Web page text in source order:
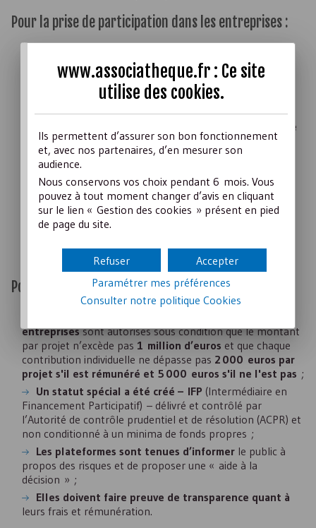
Pour la prise de participation dans les entreprises :
participatif(CIP) a été créé.
sontrégis par l’Autorité des marchés financiers
) qui délivre le statut « d’agrément officiel » et
obligations de transparence
sur leurs frais et rémunération, et d’information des
investisseurs à propos des risques ;
L’obligation de publicité
plateformes, dans le souci d’alléger les contraintes
notamment en termes de prospectus ;
Enfin, elles peuvent collecter jusqu’à 1 million
d’euros pour un projet sans être soumis à la
réglementation relative à l’offre de titres au public
(anciennement « appel public à l’épargne »).
Pour le prêt :
entreprisessont autorisés sous condition que le montant
par projet n’excède pas 1 million d’euros et que chaque
contribution individuelle ne dépasse pas 2 000 euros par
projet s'il est rémunéré et 5 000 euros s'il ne l'est pas ;
Un statut spécial a été créé – IFP (Intermédiaire en
Financement Participatif) – délivré et contrôlé par
l’Autorité de contrôle prudentiel et de résolution (ACPR) et
non conditionné à un minima de fonds propres ;
Les plateformes sont tenues d’informer le public à
propos des risques et de proposer une « aide à la
décision » ;
Elles doivent faire preuve de transparence quant à
leurs frais et rémunération.
www.associatheque.fr : Ce site
utilise des cookies.
Ils permettent d’assurer son bon fonctionnement
et, avec nos partenaires, d’en mesurer son
audience.
Nous conservons vos choix pendant 6 mois. Vous
pouvez à tout moment changer d’avis en cliquant
sur le lien « Gestion des cookies » présent en pied
de page du site.
Accepter
Refuser
Paramétrer mes préférences
Consulter notre politiqueCookies